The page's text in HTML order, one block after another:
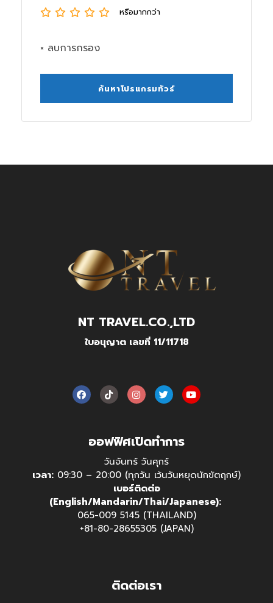
หรือมากกว่า
× ลบการกรอง
NT TRAVEL.CO.,LTD
ใบอนุญาต เลขที่ 11/11718
ออฟฟิศเปิดทำการ
วันจันทร์ วันศุกร์
เวลา: 09:30 – 20:00 (ทุกวัน เว้นวันหยุดนักขัตฤกษ์)
เบอร์ติดต่อ
(English/Mandarin/Thai/Japanese):
065-009 5145 (THAILAND)
+81-80-28655305 (JAPAN)
ติดต่อเรา